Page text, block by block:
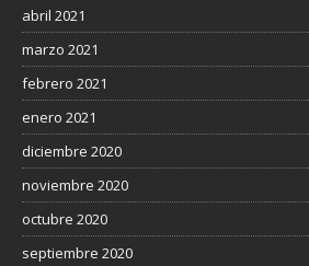
abril 2021
marzo 2021
febrero 2021
enero 2021
diciembre 2020
noviembre 2020
octubre 2020
septiembre 2020